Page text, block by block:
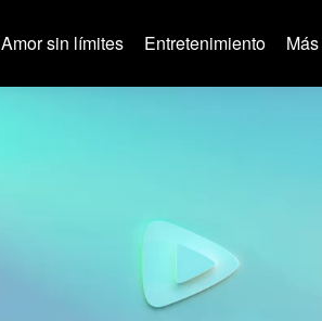
Amor sin límites Entretenimiento Más